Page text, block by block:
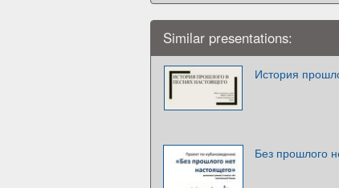
Similar presentations:
История
Без прошлого